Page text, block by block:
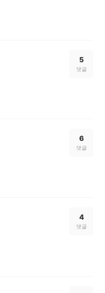
5
댓글
6
댓글
4
댓글